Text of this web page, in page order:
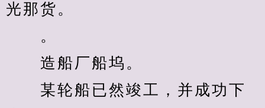
光那货。
。
造船厂船坞。
某轮船已然竣工，并成功下